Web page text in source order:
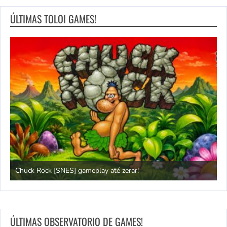
ÚLTIMAS TOLOI GAMES!
Chuck Rock [SNES] gameplay até zerar!
ÚLTIMAS OBSERVATORIO DE GAMES!